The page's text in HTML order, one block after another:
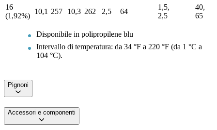
16
(1,92%)
10,1 257 10,3 262 2,5 64
1,5,
2,5
40,
65
Disponibile in polipropilene blu
Intervallo di temperatura: da 34 °F a 220 °F (da 1 °C a
104 °C).
Pignoni
Accessori e componenti